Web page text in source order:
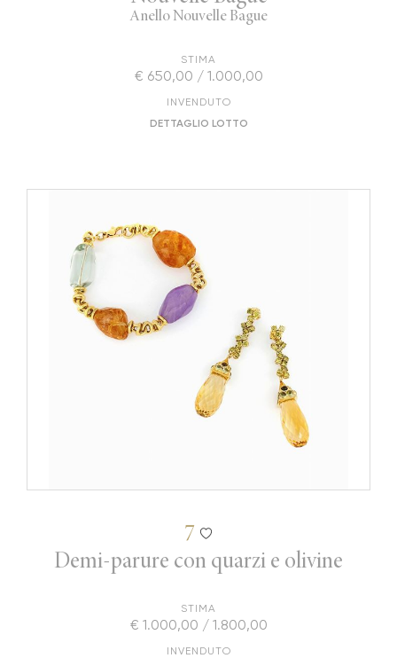
Anello Nouvelle Bague
STIMA
€ 650,00 / 1.000,00
INVENDUTO
DETTAGLIO LOTTO
7
Demi-parure con quarzi e olivine
STIMA
€ 1.000,00 / 1.800,00
INVENDUTO